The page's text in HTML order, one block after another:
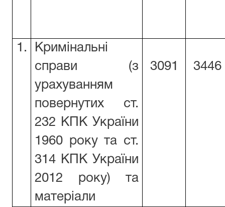
1.
Кримінальні
справи (з
урахуванням
повернутих ст.
232 КПК України
1960 року та ст.
314 КПК України
2012 року) та
матеріали
3091 3446